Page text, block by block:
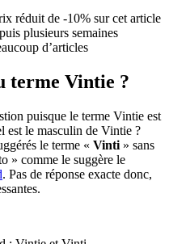
réduit de -10% sur cet article
plusieurs semaines
d’articles
terme Vintie ?
puisque le terme Vintie est
est le masculin de Vintie ?
le terme « Vinti » sans
» comme le suggère le
. Pas de réponse exacte donc,